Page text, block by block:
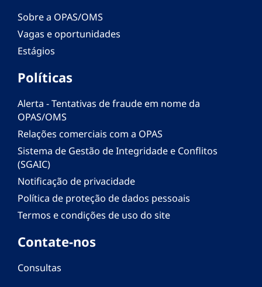
Sobre a OPAS/OMS
Vagas e oportunidades
Estágios
Políticas
Alerta - Tentativas de fraude em nome da
OPAS/OMS
Relações comerciais com a OPAS
Sistema de Gestão de Integridade e Conflitos
(SGAIC)
Notificação de privacidade
Política de proteção de dados pessoais
Termos e condições de uso do site
Contate-nos
Consultas